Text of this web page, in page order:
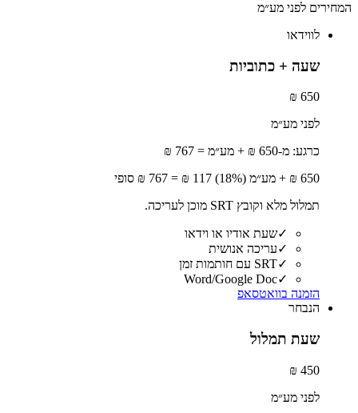
המחירים לפני מע״מ
לווידאו
שעה + כתוביות
650 ₪
לפני מע״מ
כרגע: מ-650 ₪ + מע״מ = 767 ₪
650 ₪ + מע״מ (18%) 117
₪ =
767 ₪ סופי
תמלול מלא וקובץ SRT מוכן לעריכה.
✓שעת אודיו או וידאו
✓עריכה אנושית
✓SRT עם חותמות זמן
✓
Word/Google Doc
הזמנה בוואטסאפ
הנבחר
שעת תמלול
450 ₪
לפני מע״מ